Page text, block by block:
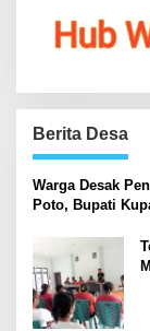
Berita Desa
‎Warga Desak
Poto, Bupati